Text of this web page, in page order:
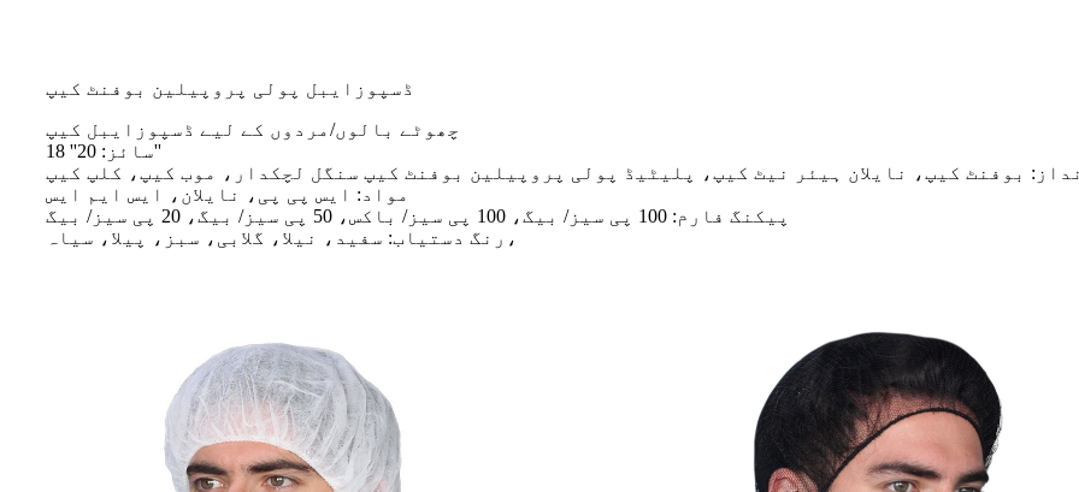
ڈسپوزایبل پولی پروپیلین بوفنٹ کیپ
چھوٹے بالوں/مردوں کے لیے ڈسپوزایبل کیپ
سائز: 20'' 18''
بوفنٹ کیپ، نایلان ہیئر نیٹ کیپ، پلیٹیڈ پولی پروپیلین بوفنٹ کیپ سنگل لچکدار، موب کیپ، کلپ کیپ
مواد: ایس پی پی، نایلان، ایس ایم ایس
پیکنگ فارم: 100 پی سیز/ بیگ، 100 پی سیز/ باکس، 50 پی سیز/ بیگ، 20 پی سیز/ بیگ
رنگ دستیاب: سفید، نیلا، گلابی، سبز، پیلا، سیاہ،